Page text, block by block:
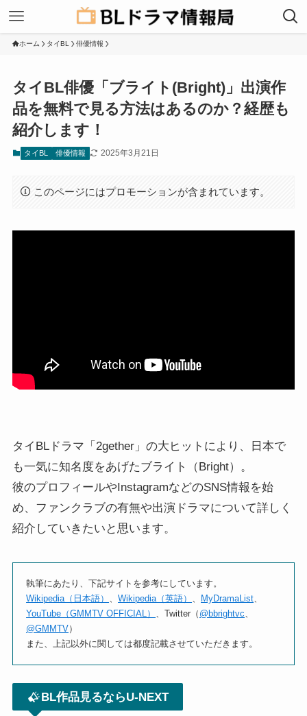
ホーム タイBL 俳優情報
タイBL俳優「ブライト(Bright)」出演作
品を無料で見る方法はあるのか？経歴も
紹介します！
タイBL 俳優情報 2025年3月21日
このページにはプロモーションが含まれています。
タイBLドラマ「2gether」の大ヒットにより、日本で
も一気に知名度をあげたブライト（Bright）。
彼のプロフィールやInstagramなどのSNS情報を始
め、ファンクラブの有無や出演ドラマについて詳しく
紹介していきたいと思います。
執筆にあたり、下記サイトを参考にしています。
Wikipedia（日本語） 、Wikipedia（英語） 、 MyDramaList、
YouTube（GMMTV OFFICIAL） 、Twitter（ @bbrightvc、
@GMMTV）
また、上記以外に関しては都度記載させていただきます。
BL作品見るならU-NEXT